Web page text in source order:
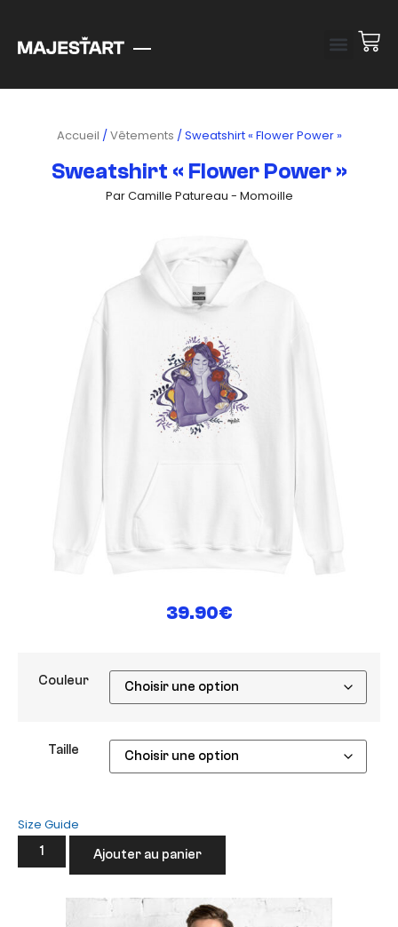
Accueil /Vêtements / Sweatshirt « Flower Power »
Sweatshirt « Flower Power »
Par Camille Patureau - Momoille
39.90€
Couleur
Taille
Size Guide
Ajouter au panier